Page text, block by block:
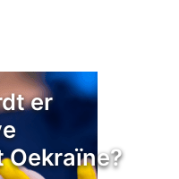
er